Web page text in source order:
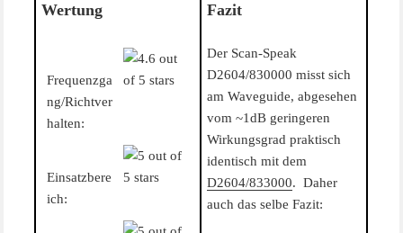
Wertung
Frequenzga
ng/Richtver
halten:
Einsatzbere
ich:
Fazit
Der Scan-Speak
D2604/830000 misst sich
am Waveguide, abgesehen
vom ~1dB geringeren
Wirkungsgrad praktisch
identisch mit dem
D2604/833000. Daher
auch das selbe Fazit: